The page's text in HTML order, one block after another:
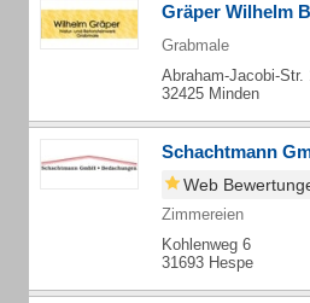
Gräper Wilhelm
Grabmale
Abraham-Jacobi-Str.
32425 Minden
Schachtmann
Web
Zimmereien
Kohlenweg 6
31693 Hespe